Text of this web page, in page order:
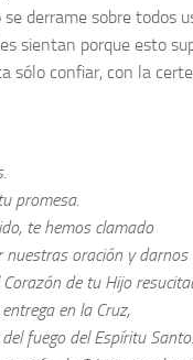
derrame sobre todos
sientan porque esto
sólo confiar, con la
promesa.
te hemos clamado
nuestras oración y darnos
de tu Hijo
en la Cruz,
fuego del Espíritu Santo.